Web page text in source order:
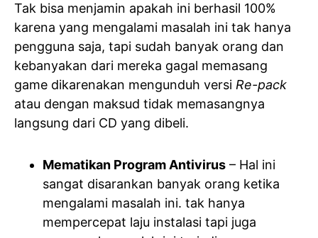
Tak bisa menjamin apakah ini berhasil 100%
karena yang mengalami masalah ini tak hanya
pengguna saja, tapi sudah banyak orang dan
kebanyakan dari mereka gagal memasang
game dikarenakan mengunduh versi Re-pack
atau dengan maksud tidak memasangnya
langsung dari CD yang dibeli.
Mematikan Program Antivirus – Hal ini
sangat disarankan banyak orang ketika
mengalami masalah ini. tak hanya
mempercepat laju instalasi tapi juga